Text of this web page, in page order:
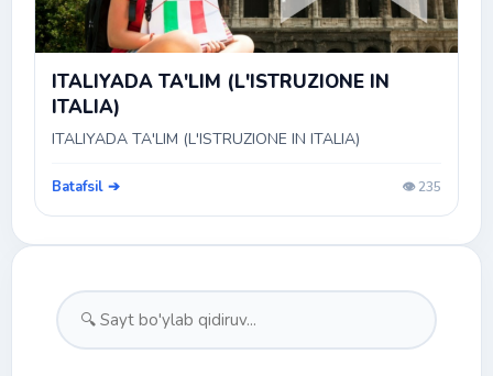
ITALIYADA TA'LIM (L'ISTRUZIONE IN
ITALIA)
ITALIYADA TA'LIM (L'ISTRUZIONE IN ITALIA)
Batafsil ➔ 👁️ 235